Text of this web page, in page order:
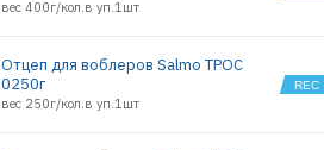
вес 400г/кол.в уп.1шт
Отцеп для воблеров Salmo ТРОС
0250г
вес 250г/кол.в уп.1шт